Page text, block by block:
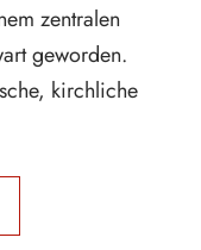
zentralen
geworden.
kirchliche